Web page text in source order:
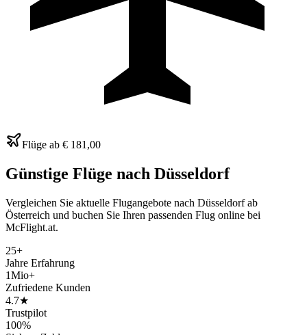
Flüge ab € 181,00
Günstige Flüge nach Düsseldorf
Vergleichen Sie aktuelle Flugangebote nach Düsseldorf ab
Österreich und buchen Sie Ihren passenden Flug online bei
McFlight.at.
25+
Jahre Erfahrung
1Mio+
Zufriedene Kunden
4.7★
Trustpilot
100%